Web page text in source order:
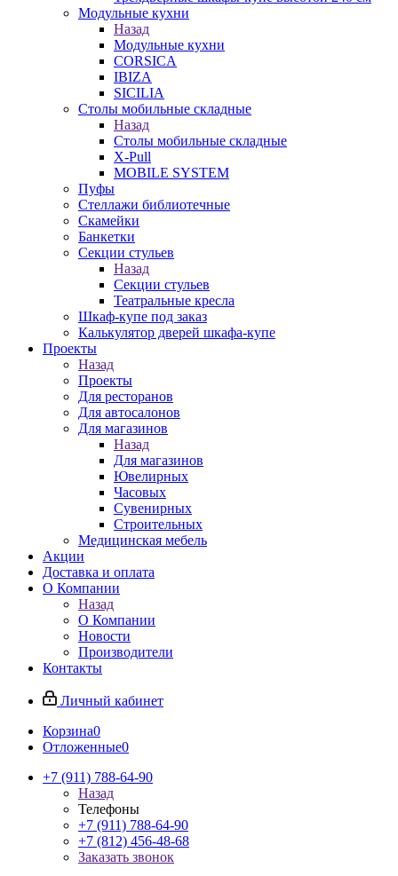
Модульные кухни
Назад
Модульные кухни
CORSICA
IBIZA
SICILIA
Столы мобильные складные
Назад
Столы мобильные складные
X-Pull
MOBILE SYSTEM
Пуфы
Стеллажи библиотечные
Скамейки
Банкетки
Секции стульев
Назад
Секции стульев
Театральные кресла
Шкаф-купе под заказ
Калькулятор дверей шкафа-купе
Проекты
Назад
Проекты
Для ресторанов
Для автосалонов
Для магазинов
Назад
Для магазинов
Ювелирных
Часовых
Сувенирных
Строительных
Медицинская мебель
Акции
Доставка и оплата
О Компании
Назад
О Компании
Новости
Производители
Контакты
Личный кабинет
Корзина0
Отложенные0
+7 (911) 788-64-90
Назад
Телефоны
+7 (911) 788-64-90
+7 (812) 456-48-68
Заказать звонок